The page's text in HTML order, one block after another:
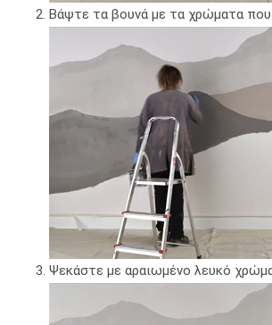
Βάψτε τα βουνά με τα χρώματα που
Ψεκάστε με αραιωμένο λευκό